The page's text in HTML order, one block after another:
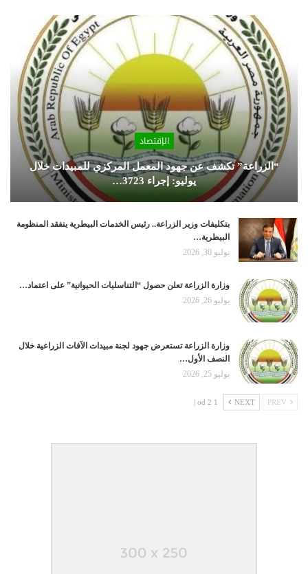
الإقتصاد
“الزراعة” تكشف عن جهود المعمل المركزي للمبيدات خلال
يوليو: إجراء 3723…
بتكليفات وزير الزراعة.. رئيس الخدمات البيطرية يتفقد المنظومة
البيطرية…
يوليو 30, 2026
وزارة الزراعة تعلن حصول “التناسليات الحيوانية” على اعتماد…
يوليو 26, 2026
وزارة الزراعة تستعرض جهود لجنة مبيدات الآفات الزراعية خلال
النصف الأول…
يوليو 25, 2026
NEXT
1 od 2 |